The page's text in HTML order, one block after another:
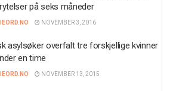
på seks måneder
NOVEMBER 3, 2016
asylsøker overfalt tre forskjellige kvinner
en time
NOVEMBER 13, 2015